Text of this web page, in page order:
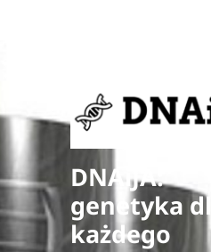
DNAiJA:
genetyka dla
każdego